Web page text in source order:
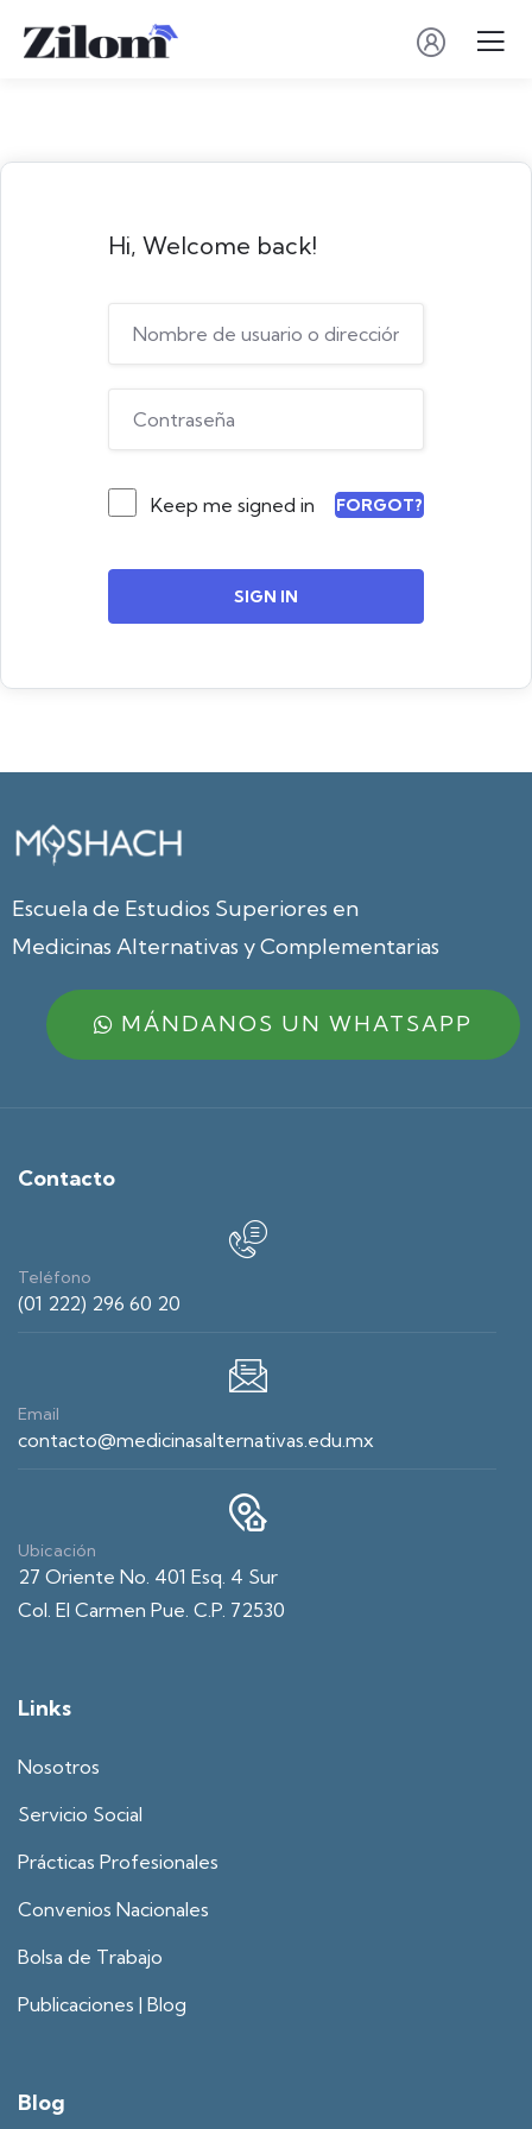
Hi, Welcome back!
Keep me signed in FORGOT?
SIGN IN
Escuela de Estudios Superiores en
Medicinas Alternativas y Complementarias
MÁNDANOS UN WHATSAPP
Contacto
Teléfono
(01 222) 296 60 20
Email
contacto@medicinasalternativas.edu.mx
Ubicación
27 Oriente No. 401 Esq. 4 Sur
Col. El Carmen Pue. C.P. 72530
Links
Nosotros
Servicio Social
Prácticas Profesionales
Convenios Nacionales
Bolsa de Trabajo
Publicaciones | Blog
Blog